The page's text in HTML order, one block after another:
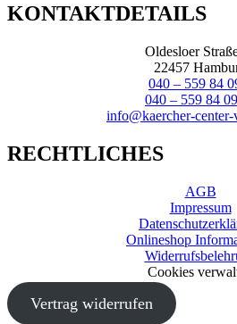
KONTAKTDETAILS
Oldesloer
22457
040 – 559 84
040 – 559 84
info@kaercher-center-
RECHTLICHES
AGB
Impressum
Onlineshop
Cookies
Vertrag widerrufen